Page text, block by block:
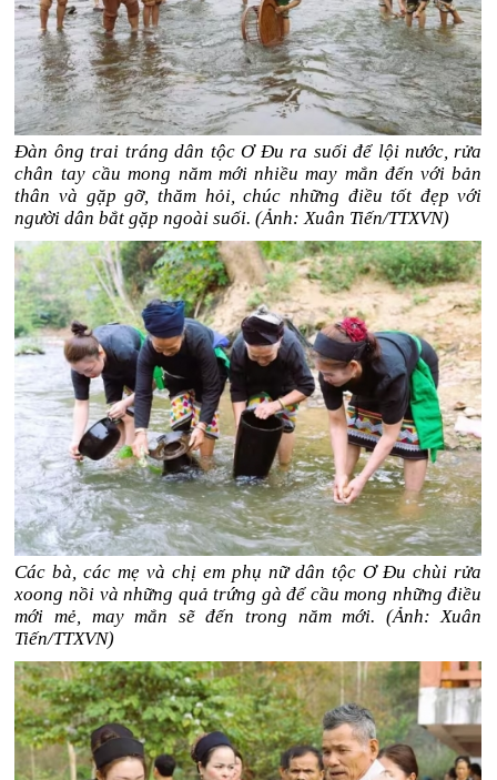
Đàn ông trai tráng dân tộc Ơ Đu ra suối để lội nước, rửa
chân tay cầu mong năm mới nhiều may mắn đến với bản
thân và gặp gỡ, thăm hỏi, chúc những điều tốt đẹp với
người dân bắt gặp ngoài suối. (Ảnh: Xuân Tiến/TTXVN)
Các bà, các mẹ và chị em phụ nữ dân tộc Ơ Đu chùi rửa
xoong nồi và những quả trứng gà để cầu mong những điều
mới mẻ, may mắn sẽ đến trong năm mới. (Ảnh: Xuân
Tiến/TTXVN)